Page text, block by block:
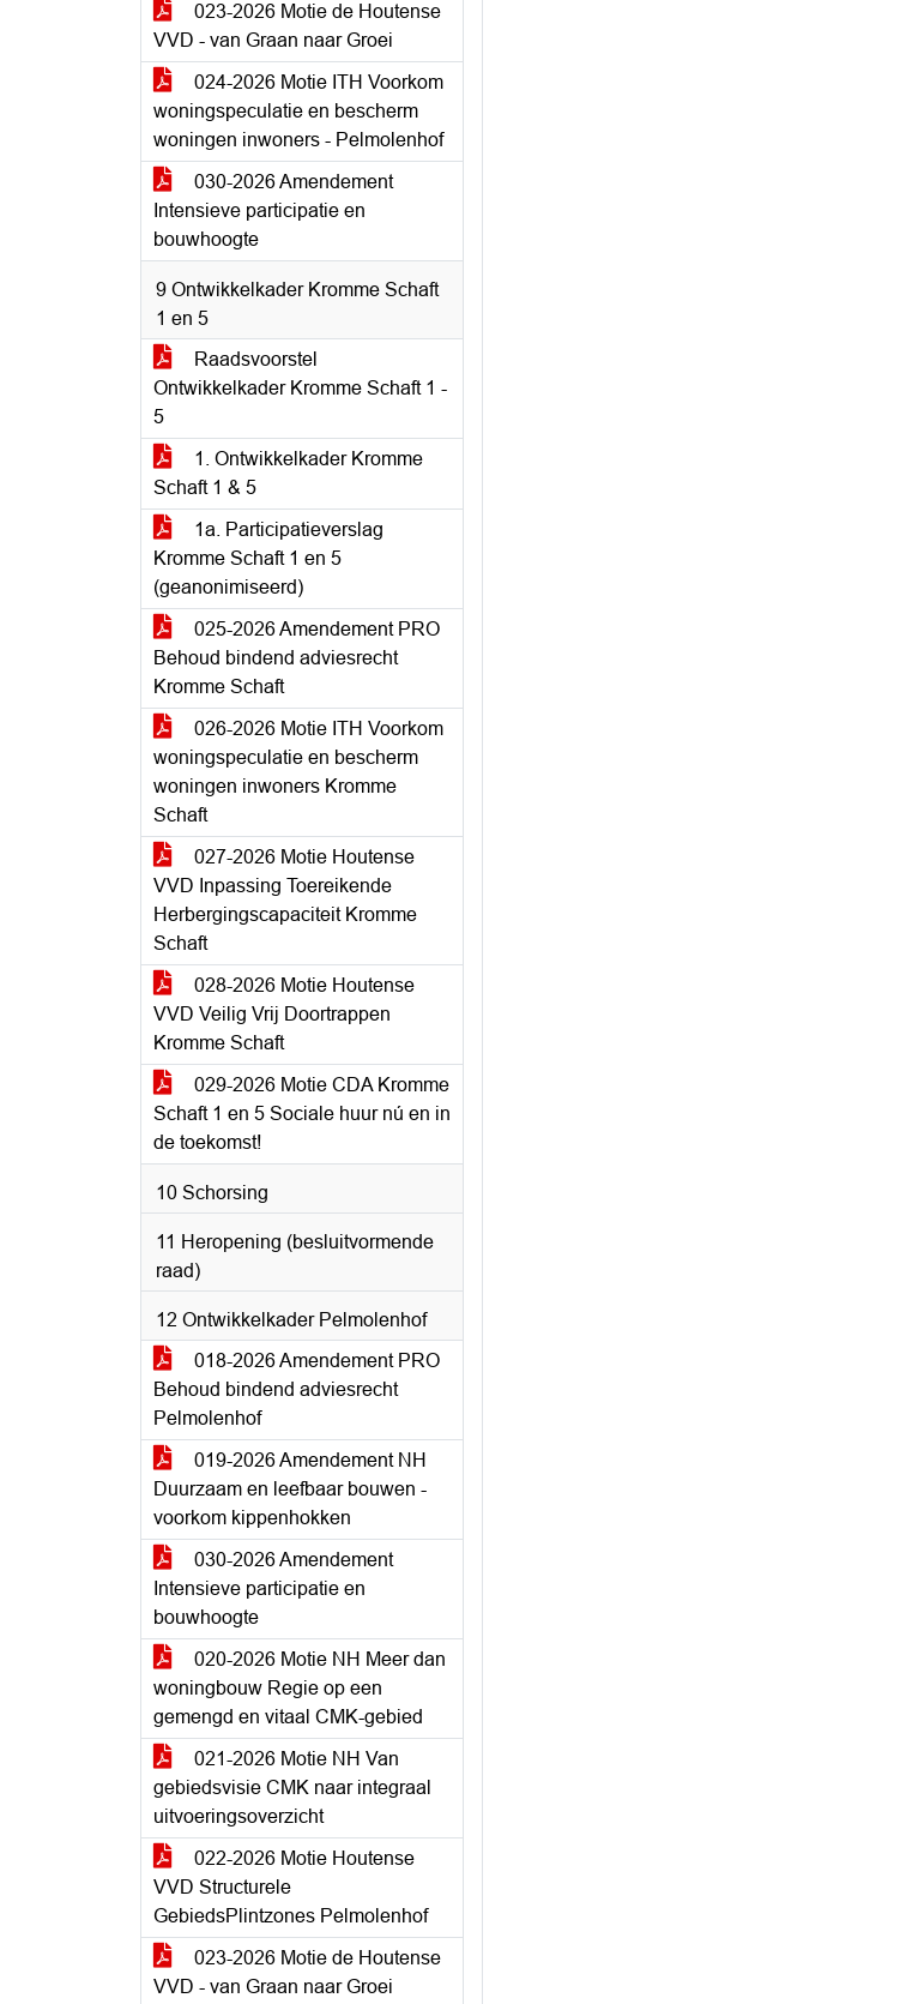
023-2026 Motie de Houtense
VVD - van Graan naar Groei
024-2026 Motie ITH Voorkom
woningspeculatie en bescherm
woningen inwoners - Pelmolenhof
030-2026 Amendement
Intensieve participatie en
bouwhoogte
9 Ontwikkelkader Kromme Schaft
1 en 5
Raadsvoorstel
Ontwikkelkader Kromme Schaft 1 -
5
1. Ontwikkelkader Kromme
Schaft 1 & 5
1a. Participatieverslag
Kromme Schaft 1 en 5
(geanonimiseerd)
025-2026 Amendement PRO
Behoud bindend adviesrecht
Kromme Schaft
026-2026 Motie ITH Voorkom
woningspeculatie en bescherm
woningen inwoners Kromme
Schaft
027-2026 Motie Houtense
VVD Inpassing Toereikende
Herbergingscapaciteit Kromme
Schaft
028-2026 Motie Houtense
VVD Veilig Vrij Doortrappen
Kromme Schaft
029-2026 Motie CDA Kromme
Schaft 1 en 5 Sociale huur nú en in
de toekomst!
10 Schorsing
11 Heropening (besluitvormende
raad)
12 Ontwikkelkader Pelmolenhof
018-2026 Amendement PRO
Behoud bindend adviesrecht
Pelmolenhof
019-2026 Amendement NH
Duurzaam en leefbaar bouwen -
voorkom kippenhokken
030-2026 Amendement
Intensieve participatie en
bouwhoogte
020-2026 Motie NH Meer dan
woningbouw Regie op een
gemengd en vitaal CMK-gebied
021-2026 Motie NH Van
gebiedsvisie CMK naar integraal
uitvoeringsoverzicht
022-2026 Motie Houtense
VVD Structurele
GebiedsPlintzones Pelmolenhof
023-2026 Motie de Houtense
VVD - van Graan naar Groei